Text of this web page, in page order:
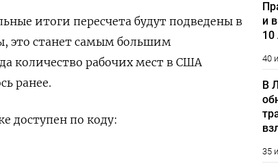
итоги пересчета будут подведены в
это станет самым большим
количество рабочих мест в США
ранее.
доступен по коду: